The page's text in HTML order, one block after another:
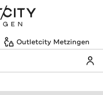
Outletcity Metzingen